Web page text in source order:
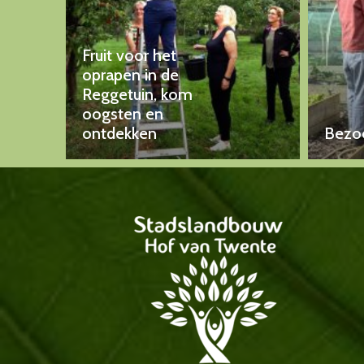
Fruit voor het
oprapen in de
Reggetuin, kom
oogsten en
ontdekken